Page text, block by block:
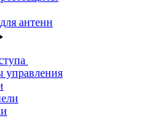
антенн
управления